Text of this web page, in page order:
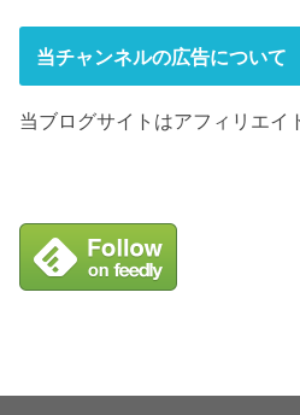
当チャンネルの広告について
当ブログサイトはアフィリエイ